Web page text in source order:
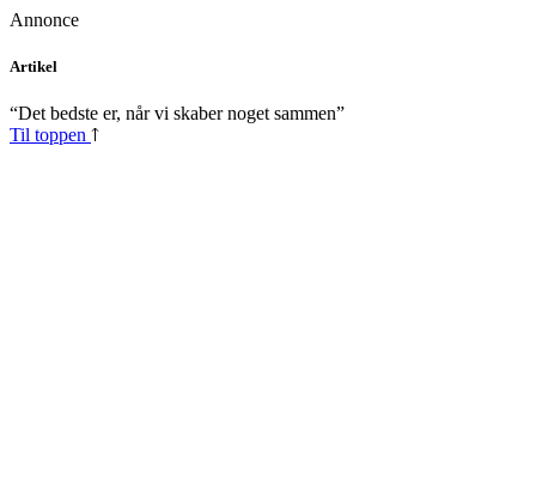
Annonce
Skip
content
Artikel
“Det bedste er, når vi skaber noget sammen”
Til toppen